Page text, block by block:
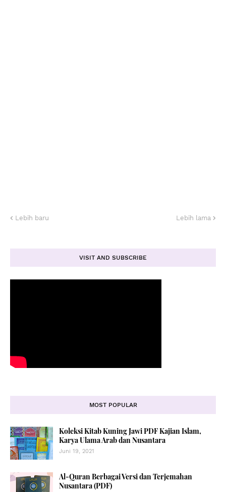
Lebih baru Lebih lama
VISIT AND SUBSCRIBE
MOST POPULAR
Koleksi Kitab Kuning Jawi PDF Kajian Islam,
Karya Ulama Arab dan Nusantara
Juni 19, 2021
Al-Quran Berbagai Versi dan Terjemahan
Nusantara (PDF)